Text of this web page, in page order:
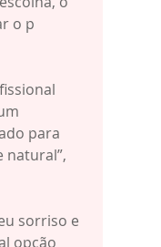
o p
para
natural”,
sorriso e
opção